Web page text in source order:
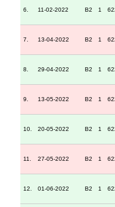
6. 11-02-2022 B2 1
7. 13-04-2022 B2 1
8. 29-04-2022 B2 1
9. 13-05-2022 B2 1
10. 20-05-2022 B2 1
11. 27-05-2022 B2 1
12. 01-06-2022 B2 1